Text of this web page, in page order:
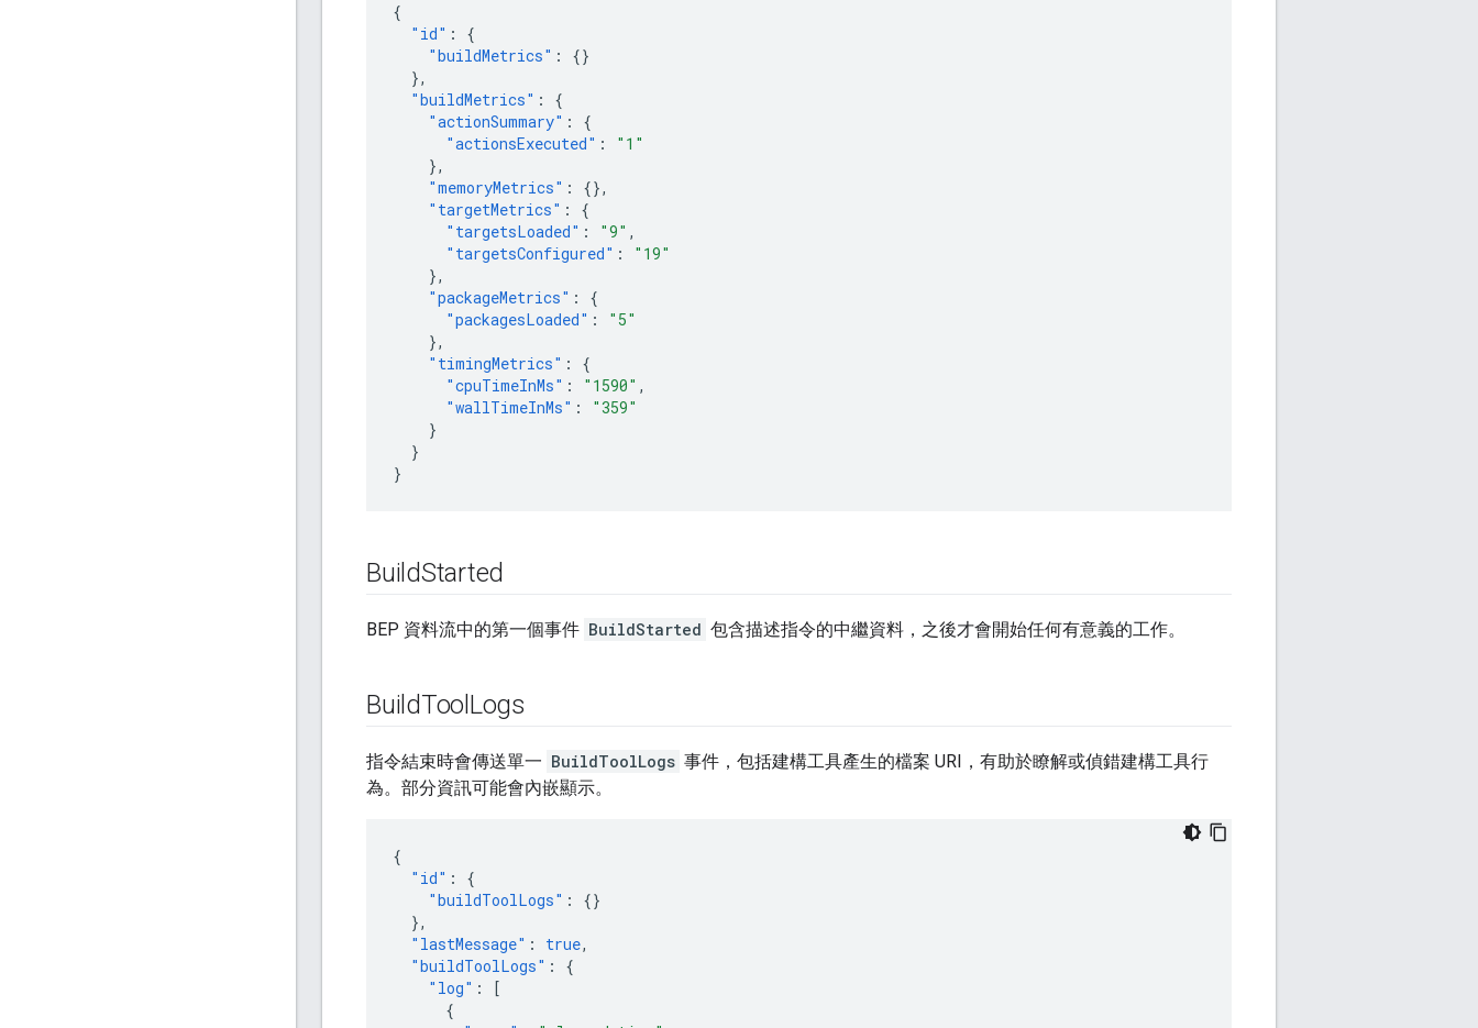
{
"id" :
{
"buildMetrics" :
{}
},
"buildMetrics" :
{
"actionSummary" :
{
"actionsExecuted" :
"1"
},
"memoryMetrics" :
{},
"targetMetrics" :
{
"targetsLoaded" : "9" ,
"targetsConfigured" :
"19"
},
"packageMetrics" :
{
"packagesLoaded" :
"5"
},
"timingMetrics" :
{
"cpuTimeInMs" : "1590" ,
"wallTimeInMs" :
"359"
}
}
}
BuildStarted
BEP 資料流中的第一個事件 BuildStarted 包含描述指令的中繼資料，之後才會開始任何有意義的工作。
BuildTool Logs
指令結束時會傳送單一 BuildToolLogs 事件，包括建構工具產生的檔案 URI，有助於瞭解或偵錯建構工具行
為。部分資訊可能會內嵌顯示。
{
"id" :
{
"buildToolLogs" :
{}
},
"lastMessage" : true,
"buildToolLogs" :
{
"log" :
[
{